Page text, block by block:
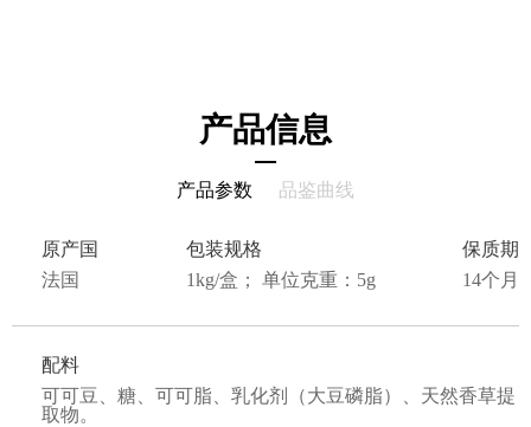
产品信息
产品参数 品鉴曲线
原产国
法国
包装规格
1kg/盒； 单位克重：5g
保质期
14个月
配料
可可豆、糖、可可脂、乳化剂（大豆磷脂）、天然香草提
取物。